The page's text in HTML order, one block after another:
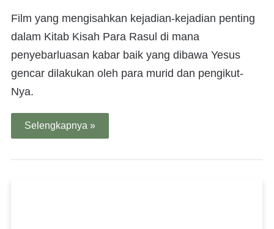
Film yang mengisahkan kejadian-kejadian penting
dalam Kitab Kisah Para Rasul di mana
penyebarluasan kabar baik yang dibawa Yesus
gencar dilakukan oleh para murid dan pengikut-
Nya.
Selengkapnya »